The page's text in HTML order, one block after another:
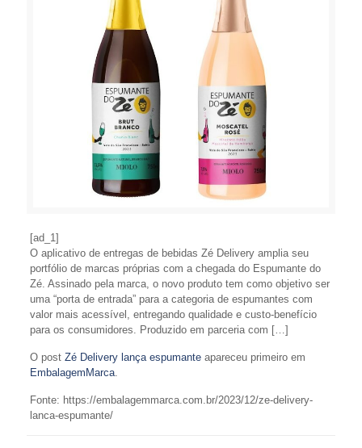
[ad_1]
O aplicativo de entregas de bebidas Zé Delivery amplia seu
portfólio de marcas próprias com a chegada do Espumante do
Zé. Assinado pela marca, o novo produto tem como objetivo ser
uma “porta de entrada” para a categoria de espumantes com
valor mais acessível, entregando qualidade e custo-benefício
para os consumidores. Produzido em parceria com […]
O post Zé Delivery lança espumanteapareceu primeiro em
EmbalagemMarca.
Fonte: https://embalagemmarca.com.br/2023/12/ze-delivery-
lanca-espumante/